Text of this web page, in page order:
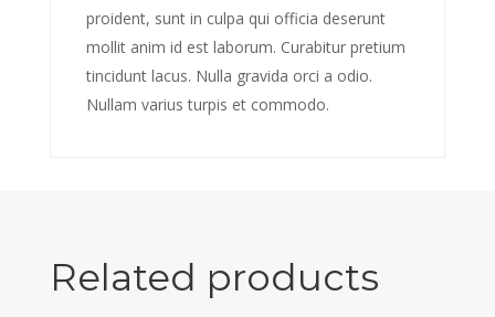
proident, sunt in culpa qui officia deserunt
mollit anim id est laborum. Curabitur pretium
tincidunt lacus. Nulla gravida orci a odio.
Nullam varius turpis et commodo.
Related products